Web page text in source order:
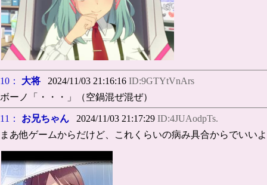
10： 大将 2024/11/03 21:16:16 ID:9GTYtVnArs
ボーノ「・・・」（空鍋混ぜ混ぜ）
11： お兄ちゃん 2024/11/03 21:17:29 ID:4JUAodpTs.
まあ他ゲームからだけど、これくらいの病み具合からでいいよ